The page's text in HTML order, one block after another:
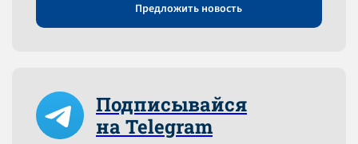
Предложить новость
Подписывайся
на Telegram